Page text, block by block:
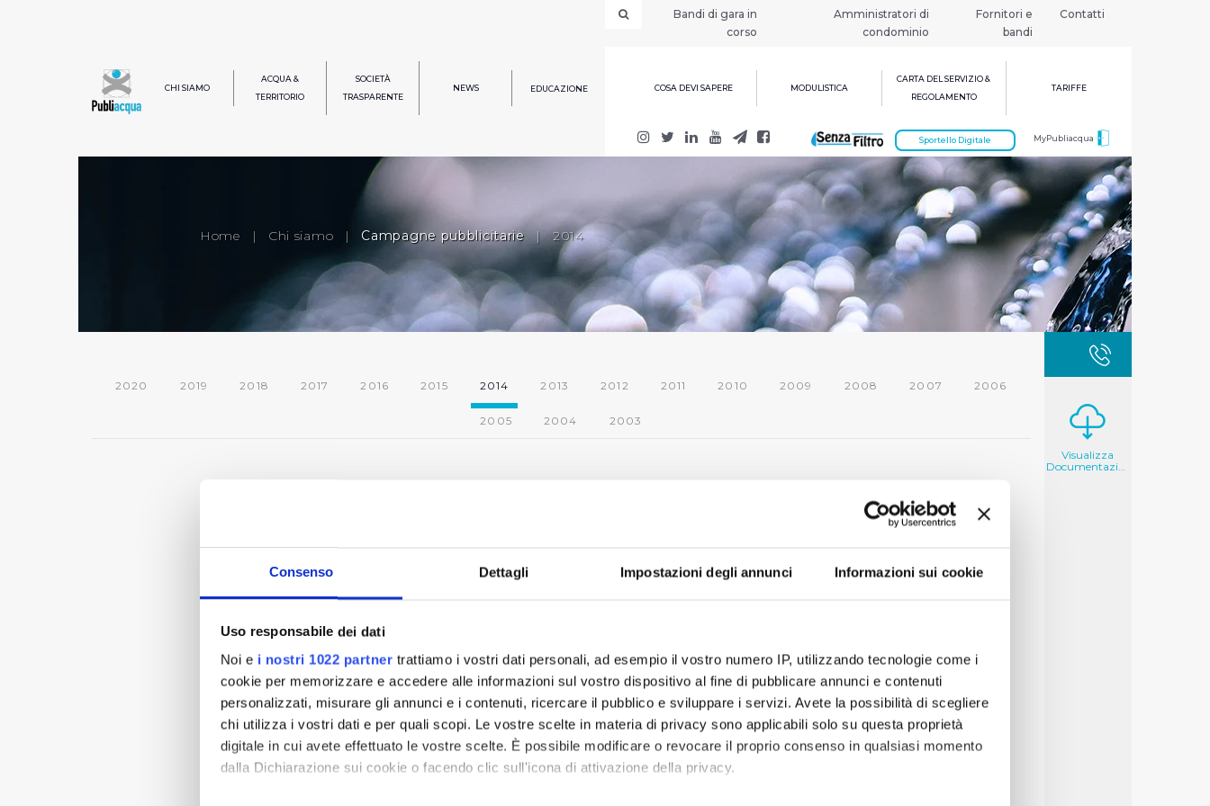
Consenso Dettagli Impostazioni degli annunci Informazioni sui cookie
Uso responsabile dei dati
Noi e i nostri 1022 partner trattiamo i vostri dati personali, ad esempio il vostro numero IP, utilizzando tecnologie come i
cookie per memorizzare e accedere alle informazioni sul vostro dispositivo al fine di pubblicare annunci e contenuti
personalizzati, misurare gli annunci e i contenuti, ricercare il pubblico e sviluppare i servizi. Avete la possibilità di scegliere
chi utilizza i vostri dati e per quali scopi. Le vostre scelte in materia di privacy sono applicabili solo su questa proprietà
digitale in cui avete effettuato le vostre scelte. È possibile modificare o revocare il proprio consenso in qualsiasi momento
dalla Dichiarazione sui cookie o facendo clic sull'icona di attivazione della privacy.
Bandi di gara in
corso
Amministratori di
condominio
Fornitori e
bandi
Contatti
CHI SIAMO
ACQUA &
TERRITORIO
SOCIETÀ
TRASPARENTE
NEWS EDUCAZIONE COSA DEVI SAPERE MODULISTICA
CARTA DEL SERVIZIO &
REGOLAMENTO
TARIFFE
MyPubliacqua
Sportello Digitale
Home | Chi siamo | Campagne pubblicitarie | 2014
2020 2019 2018 2017 2016 2015 2014 2013 2012 2011 2010 2009 2008 2007 2006
2005 2004 2003
Visualizza
Documentazione